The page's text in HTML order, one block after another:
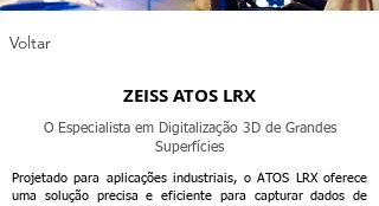
Voltar
ZEISS ATOS LRX
O Especialista em Digitalização 3D de Grandes
Superfícies
Projetado para aplicações industriais, o ATOS LRX oferece
uma solução precisa e eficiente para capturar dados de